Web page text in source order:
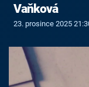
Vaňková
23. prosince 2025